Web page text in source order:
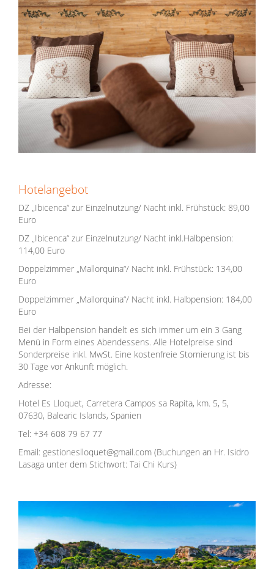
Hotelangebot
DZ „Ibicenca“ zur Einzelnutzung/ Nacht inkl. Frühstück: 89,00
Euro
DZ „Ibicenca“ zur Einzelnutzung/ Nacht inkl.Halbpension:
114,00 Euro
Doppelzimmer „Mallorquina“/ Nacht inkl. Frühstück: 134,00
Euro
Doppelzimmer „Mallorquina“/ Nacht inkl. Halbpension: 184,00
Euro
Bei der Halbpension handelt es sich immer um ein 3 Gang
Menü in Form eines Abendessens. Alle Hotelpreise sind
Sonderpreise inkl. MwSt. Eine kostenfreie Stornierung ist bis
30 Tage vor Ankunft möglich.
Adresse:
Hotel Es Lloquet, Carretera Campos sa Rapita, km. 5, 5,
07630, Balearic Islands, Spanien
Tel: +34 608 79 67 77
Email: gestioneslloquet@gmail.com (Buchungen an Hr. Isidro
Lasaga unter dem Stichwort: Tai Chi Kurs)